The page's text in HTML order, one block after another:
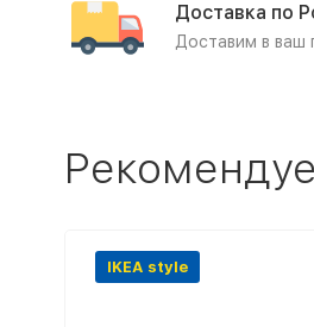
Доставка по
Доставим в
IKEA style